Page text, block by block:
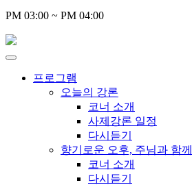
PM 03:00 ~ PM 04:00
프로그램
오늘의 강론
코너 소개
사제강론 일정
다시듣기
향기로운 오후, 주님과 함께
코너 소개
다시듣기